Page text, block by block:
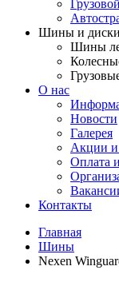
Шины и диски
Шины
О нас
Новости
Галерея
Акции и
Оплата
Контакты
Главная
Шины
Nexen